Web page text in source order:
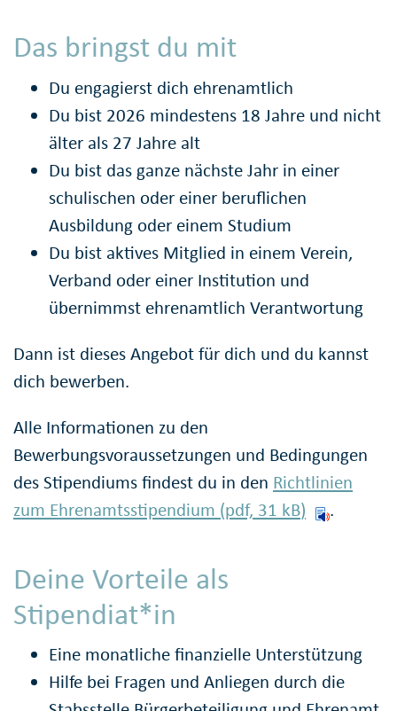
Das bringst du mit
Du engagierst dich ehrenamtlich
Du bist 2026 mindestens 18 Jahre und nicht
älter als 27 Jahre alt
Du bist das ganze nächste Jahr in einer
schulischen oder einer beruflichen
Ausbildung oder einem Studium
Du bist aktives Mitglied in einem Verein,
Verband oder einer Institution und
übernimmst ehrenamtlich Verantwortung
Dann ist dieses Angebot für dich und du kannst
dich bewerben.
Alle Informationen zu den
Bewerbungsvoraussetzungen und Bedingungen
des Stipendiums findest du in den Richtlinien
zum Ehrenamtsstipendium (pdf, 31 kB) .
Deine Vorteile als
Stipendiat*in
Eine monatliche finanzielle Unterstützung
Hilfe bei Fragen und Anliegen durch die